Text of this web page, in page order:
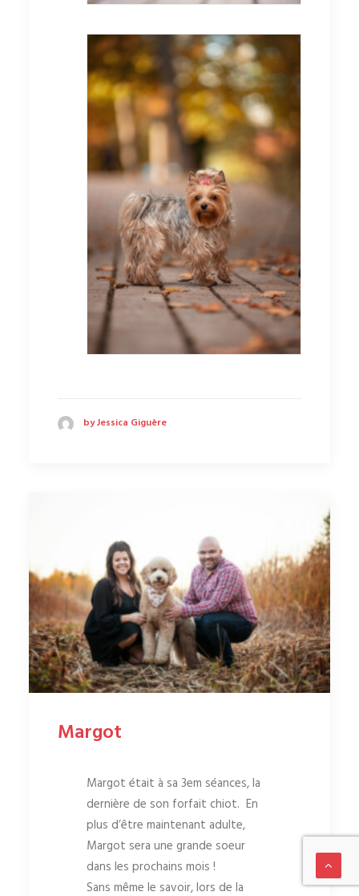
by Jessica Giguère
Margot
Margot était à sa 3em séances, la
dernière de son forfait chiot. En
plus d’être maintenant adulte,
Margot sera une grande soeur
dans les prochains mois !
Sans même le savoir, lors de la